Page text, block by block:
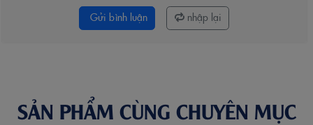
Gửi bình luận nhập lại
SẢN PHẨM CÙNG CHUYÊN MỤC